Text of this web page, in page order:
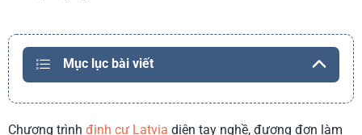
Mục lục bài viết
Chương trình định cư Latvia diện tay nghề, đương đơn làm